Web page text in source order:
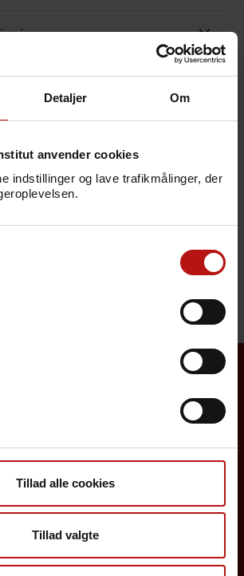
Detaljer Om
anvender cookies
indstillinger og lave trafikmålinger, der
Tillad alle cookies
Tillad valgte
sygdomme